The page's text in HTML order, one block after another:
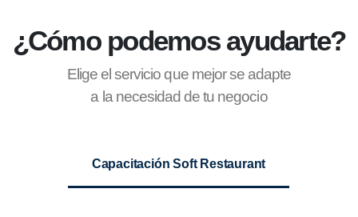
¿Cómo podemos ayudarte?
Elige el servicio que mejor se adapte
a la necesidad de tu negocio
Capacitación Soft Restaurant